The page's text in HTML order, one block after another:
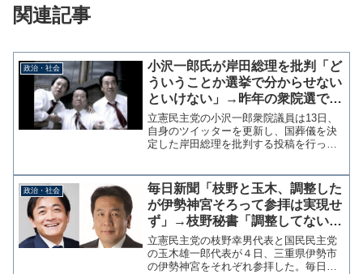
関連記事
政治・社会
小沢一郎氏が岸田総理を批判「ど
ういうことか選挙で分からせない
といけない」→昨年の衆院選で選
挙区落選、分かっていないのか？
立憲民主党の小沢一郎衆院議員は13日、
自身のツイッターを更新し、国葬儀を決
定した岸田総理を批判する投稿を行っ
どなってはいけない。総理が民意を無視
すなら、それがどういうこ...
政治・社会
毎日新聞「枝野と玉木、調整した
が伊勢神宮そろって参拝は実現せ
ず」→枝野秘書「調整してない。
印象が悪く伝わる」
立憲民主党の枝野幸男代表と国民民主党
の玉木雄一郎代表が４日、三重県伊勢市
の伊勢神宮をそれぞれ参拝した。毎日新